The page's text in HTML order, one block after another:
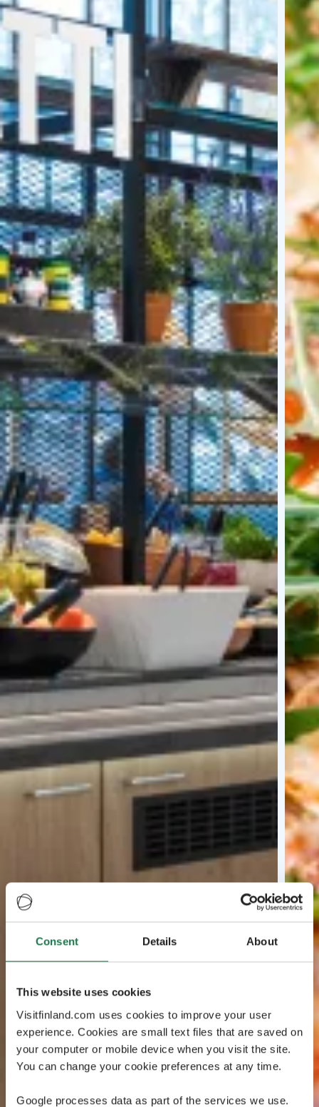
Consent Details About
This website uses cookies
Visitfinland.com uses cookies to improve your user
experience. Cookies are small text files that are saved on
your computer or mobile device when you visit the site.
You can change your cookie preferences at any time.
Google processes data as part of the services we use.